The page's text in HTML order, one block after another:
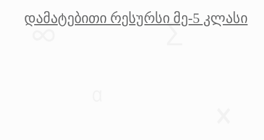
დამატებითი რესურსი მე-5 კლასი